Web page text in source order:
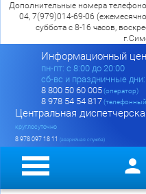
Дополнительные номера
04, 7(979)014-69-06
суббота с 8-16 часов,
Информационный
пн-пт: c 8:00 до 20:00
сб-вс и праздничные
8 800 50 60 005(оператор)
8 978 54 54 817
Центральная
круглосуточно
8 978 097 18 11 (аварийная служба)